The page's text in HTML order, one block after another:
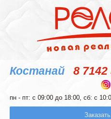
Костанай 8 7142
пн - пт: с 09:00 до 18:00, сб: с